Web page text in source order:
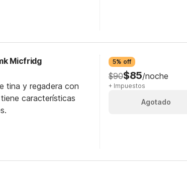
Micfridg
tina y regadera con
características
5% off
$90$85/noche
+ Impuestos
Agotado